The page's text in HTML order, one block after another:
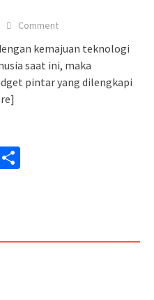
Comment
kemajuan teknologi
saat ini, maka
pintar yang dilengkapi